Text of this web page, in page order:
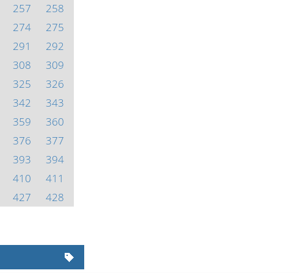
257
258
274
275
291
292
308
309
325
326
342
343
359
360
376
377
393
394
410
411
427
428